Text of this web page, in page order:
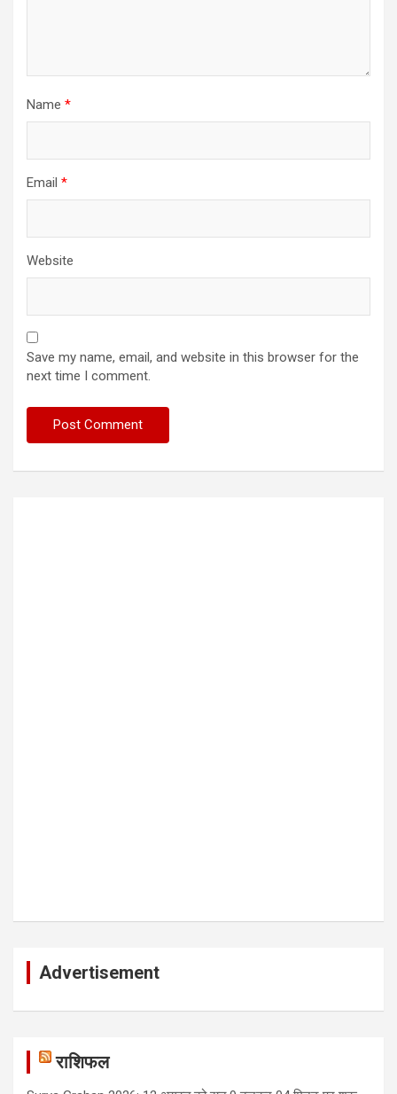
Name *
Email *
Website
Save my name, email, and website in this browser for the
next time I comment.
Advertisement
राशिफल